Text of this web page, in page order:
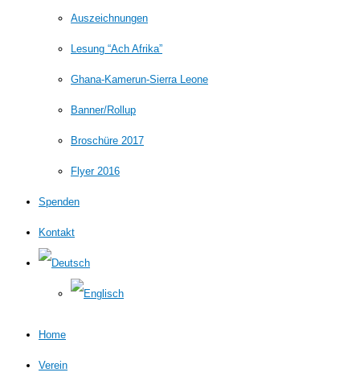
Auszeichnungen
Lesung “Ach Afrika”
Ghana-Kamerun-Sierra Leone
Banner/Rollup
Broschüre 2017
Flyer 2016
Spenden
Kontakt
Home
Verein